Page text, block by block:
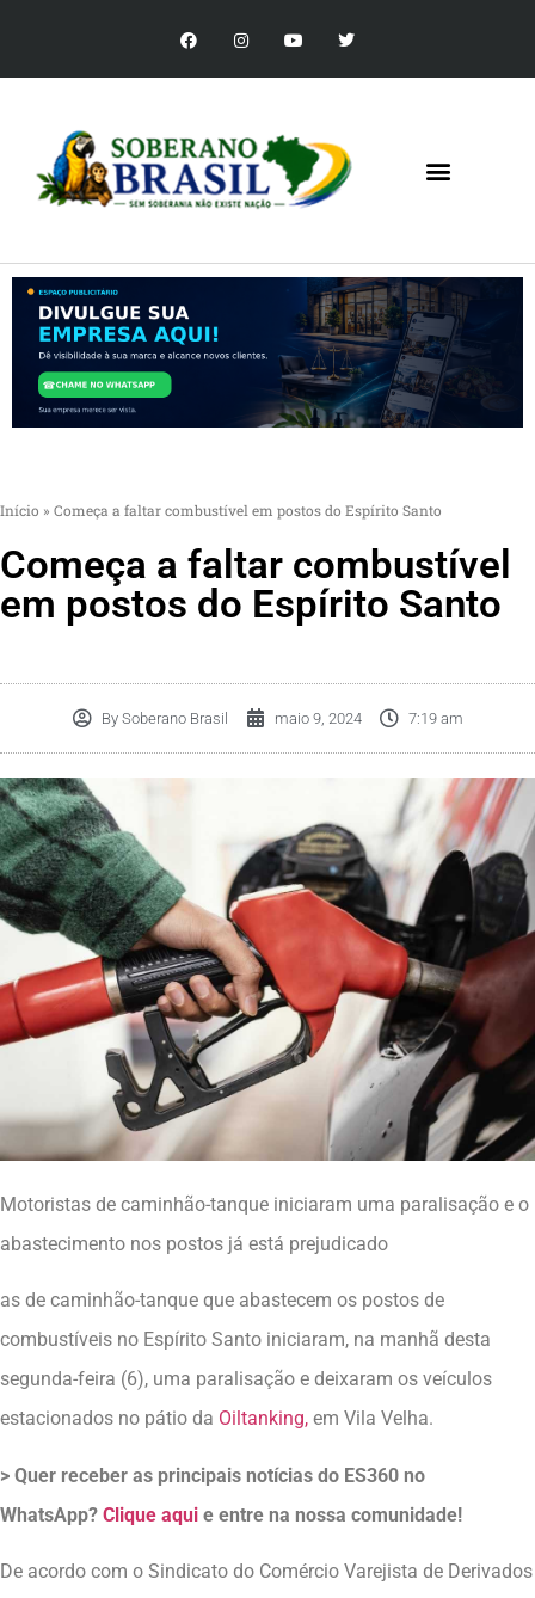
Início » Começa a faltar combustível em postos do Espírito Santo
Começa a faltar combustível
em postos do Espírito Santo
BySoberano Brasil maio 9, 2024 7:19 am
Motoristas de caminhão-tanque iniciaram uma paralisação e o
abastecimento nos postos já está prejudicado
as de caminhão-tanque que abastecem os postos de
combustíveis no Espírito Santo iniciaram, na manhã desta
segunda-feira (6), uma paralisação e deixaram os veículos
estacionados no pátio da Oiltanking, em Vila Velha.
> Quer receber as principais notícias do ES360 no
WhatsApp? Clique aqui e entre na nossa comunidade!
De acordo com o Sindicato do Comércio Varejista de Derivados